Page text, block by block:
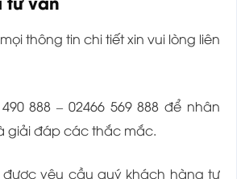
thông tin chi tiết xin vui lòng liên
888 – 02466 569 888 để nhân
giải đáp các thắc mắc.
được yêu cầu quý khách hàng tư